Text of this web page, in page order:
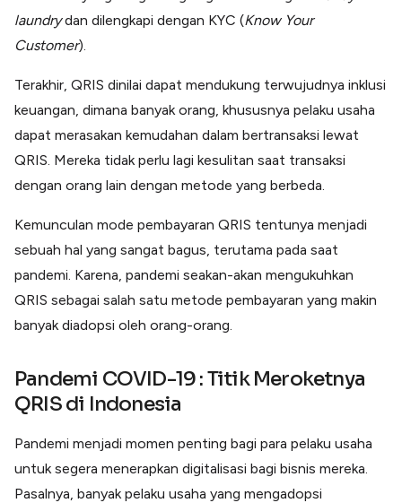
laundrydan dilengkapi dengan KYC (Know Your
Customer).
Terakhir, QRIS dinilai dapat mendukung terwujudnya inklusi
keuangan, dimana banyak orang, khususnya pelaku usaha
dapat merasakan kemudahan dalam bertransaksi lewat
QRIS. Mereka tidak perlu lagi kesulitan saat transaksi
dengan orang lain dengan metode yang berbeda.
Kemunculan mode pembayaran QRIS tentunya menjadi
sebuah hal yang sangat bagus, terutama pada saat
pandemi. Karena, pandemi seakan-akan mengukuhkan
QRIS sebagai salah satu metode pembayaran yang makin
banyak diadopsi oleh orang-orang.
Pandemi COVID-19 : Titik Meroketnya
QRIS di Indonesia
Pandemi menjadi momen penting bagi para pelaku usaha
untuk segera menerapkan digitalisasi bagi bisnis mereka.
Pasalnya, banyak pelaku usaha yang mengadopsi